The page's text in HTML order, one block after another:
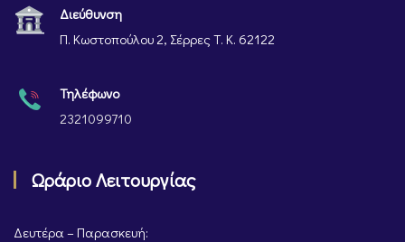
Διεύθυνση
Π. Κωστοπούλου 2, Σέρρες Τ. Κ. 62122
Τηλέφωνο
2321099710
Ωράριο Λειτουργίας
Δευτέρα – Παρασκευή: